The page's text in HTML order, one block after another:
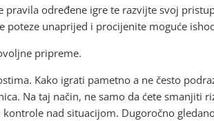
određene igre te razvijte svoj
unaprijed i procijenite moguće
pripreme.
Kako igrati pametno a ne često
Na taj način, ne samo da ćete smanjiti
nad situacijom. Dugoročno